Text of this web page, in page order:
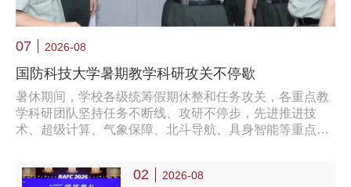
07 2026-08
国防科技大学暑期教学科研攻关不停歇
暑休期间，学校各级统筹假期休整和任务攻关，各重点教
学科研团队坚持任务不断线、攻研不停步，先进推进技
术、超级计算、气象保障、北斗导航、具身智能等重点领
科竞赛、撰写学术论文，炎炎酷暑中加班攻坚的生动场
02 2026-08